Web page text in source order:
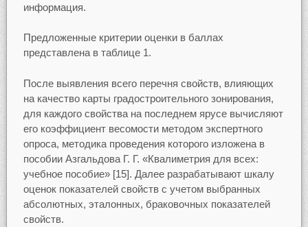
информация.
Предложенные критерии оценки в баллах
представлена в таблице 1.
После выявления всего перечня свойств, влияющих
на качество карты градостроительного зонирования,
для каждого свойства на последнем ярусе вычисляют
его коэффициент весомости методом экспертного
опроса, методика проведения которого изложена в
пособии Азгальдова Г. Г. «Квалиметрия для всех:
учебное пособие» [15]. Далее разрабатывают шкалу
оценок показателей свойств с учетом выбранных
абсолютных, эталонных, браковочных показателей
свойств.